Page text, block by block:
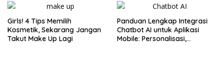
Girls! 4 Tips Memilih
Kosmetik, Sekarang Jangan
Takut Make Up Lagi
Panduan Lengkap Integrasi
Chatbot AI untuk Aplikasi
Mobile: Personalisasi,